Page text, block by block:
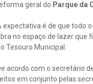
geral do Parque da
expectativa é de que todo
no espaço de lazer que
Tesouro Municipal.
acordo com o secretário
em conjunto pelas